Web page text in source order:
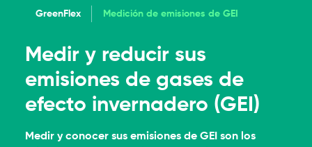
GreenFlex Medición de emisiones de GEI
Medir y reducir sus
emisiones de gases de
efecto invernadero (GEI)
Medir y conocer sus emisiones de GEI son los